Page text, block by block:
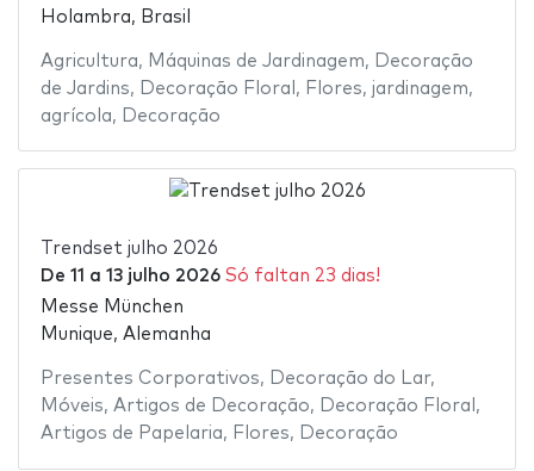
Holambra, Brasil
Agricultura, Máquinas de Jardinagem,
Decoração
de Jardins, Decoração Floral , Flores, jardinagem,
agrícola, Decoração
Trendset julho 2026
De 11 a 13 julho 2026 Só faltan 23 dias!
Messe München
Munique, Alemanha
Presentes Corporativos, Decoração do Lar,
Móveis, Artigos de Decoração, Decoração Floral ,
Artigos de Papelaria, Flores, Decoração